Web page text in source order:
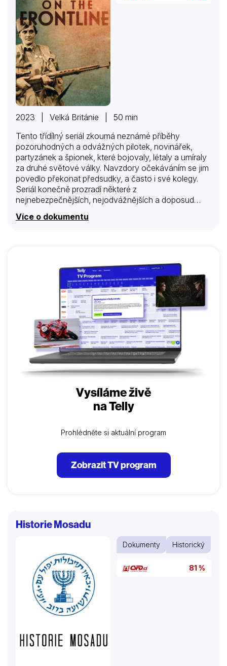
2023 | Velká Británie | 50 min
Tento třídílný seriál zkoumá neznámé příběhy
pozoruhodných a odvážných pilotek, novinářek,
partyzánek a špionek, které bojovaly, létaly a umíraly
za druhé světové války. Navzdory očekáváním se jim
povedlo překonat předsudky, a často i své kolegy.
Seriál konečně prozradí některé z
nejnebezpečnějších, nejodvážnějších a doposud
Více o dokumentu
Vysíláme živě
na Telly
Prohlédněte si aktuální program
Zobrazit TV program
Historie Mosadu
Dokumenty Historický
81 %